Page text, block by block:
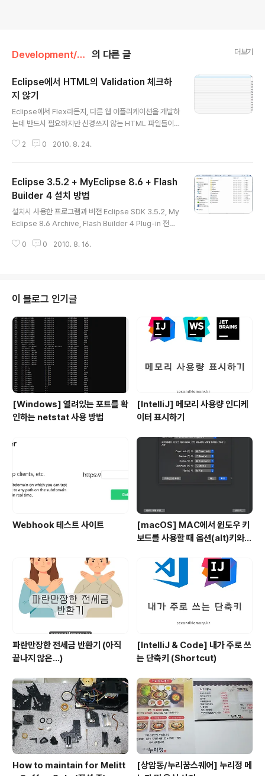
Development/Tool 의 다른 글 더보기
Eclipse에서 HTML의 Validation 체크하
지 않기
Eclipse에서 Flex라든지, 다른 웹 어플리케이션을 개발하
는데 반드시 필요하지만 신경쓰지 않는 HTML 파일들이
요하지만 자동으로 생성된 뒤에 잘 안 고치고, 잘 신경쓰지
내뿜기 때문에 여간 신경쓰이는 게 아니다. 그. 래. 서 !! HT
ML파일의 Validation 체크는 아예 안 하도록 만들 것이
다. [ 그림 1. 에러 유발자 HTML ] 프로젝트 각각의 설정?
or Eclipse 통째 설정?HTML의 Validation 체크를 프로
젝트 단위로 설정할 수도 있고, Eclipse 단위로 설정할 수
도 있다. 전자나..
2 0 2010. 8. 24.
Eclipse 3.5.2 + MyEclipse 8.6 + Flash
Builder 4 설치 방법
설치시 사용한 프로그램과 버전 Eclipse SDK 3.5.2, My
Eclipse 8.6 Archive, Flash Builder 4 Plug-in 전체
6 설치3. Flash Builder 설치 설치를 시작하기 전에, 기본
밑의 링크를 통해 받으면 된다.Eclipse 3.5.2 : http://w
ww.eclipse.orgMyEclipse 8.6 : http://www.myecl
ipseide.comFlash Builder 4 : http://www.adobe...
0 0 2010. 8. 16.
이 블로그 인기글
[Windows] 열려있는 포트를 확
인하는 netstat 사용 방법
[IntelliJ] 메모리 사용량 인디케
이터 표시하기
Webhook 테스트 사이트
[macOS] MAC에서 윈도우 키
보드를 사용할 때 옵션(alt)키와
파란만장한 전세금 반환기 (아직
끝나지 않은...)
[IntelliJ & Code] 내가 주로 쓰
는 단축키 (Shortcut)
How to maintain for Melitt
[상암동/누리꿈스퀘어] 누리정 메